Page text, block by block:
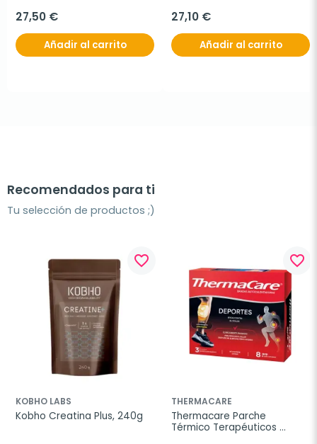
27,50 €
Añadir al carrito
27,10 €
Añadir al carrito
Recomendados para ti
Tu selección de productos ;)
favorite_border
KOBHO LABS
Kobho Creatina Plus, 240g
favorite_border
THERMACARE
Thermacare Parche
Térmico Terapéuticos